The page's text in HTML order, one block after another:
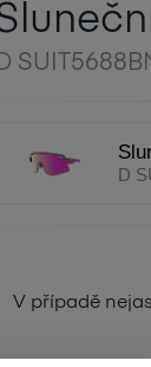
D
V případě